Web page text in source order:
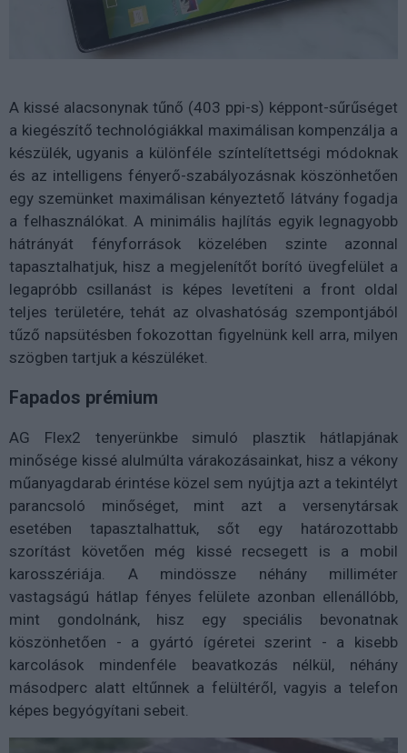
A kissé alacsonynak tűnő (403 ppi-s) képpont-sűrűséget
a kiegészítő technológiákkal maximálisan kompenzálja a
készülék, ugyanis a különféle színtelítettségi módoknak
és az intelligens fényerő-szabályozásnak köszönhetően
egy szemünket maximálisan kényeztető látvány fogadja
a felhasználókat. A minimális hajlítás egyik legnagyobb
hátrányát fényforrások közelében szinte azonnal
tapasztalhatjuk, hisz a megjelenítőt borító üvegfelület a
legapróbb csillanást is képes levetíteni a front oldal
teljes területére, tehát az olvashatóság szempontjából
tűző napsütésben fokozottan figyelnünk kell arra, milyen
szögben tartjuk a készüléket.
Fapados prémium
AG Flex2 tenyerünkbe simuló plasztik hátlapjának
minősége kissé alulmúlta várakozásainkat, hisz a vékony
műanyagdarab érintése közel sem nyújtja azt a tekintélyt
parancsoló minőséget, mint azt a versenytársak
esetében tapasztalhattuk, sőt egy határozottabb
szorítást követően még kissé recsegett is a mobil
karosszériája. A mindössze néhány milliméter
vastagságú hátlap fényes felülete azonban ellenállóbb,
mint gondolnánk, hisz egy speciális bevonatnak
köszönhetően - a gyártó ígéretei szerint - a kisebb
karcolások mindenféle beavatkozás nélkül, néhány
másodperc alatt eltűnnek a felültéről, vagyis a telefon
képes begyógyítani sebeit.